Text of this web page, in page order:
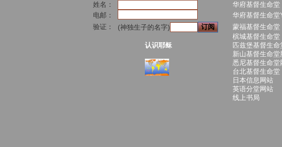
姓名：
华府基督生命堂
电邮：
华府基督生命堂
验证：
(神独生子的名字) 蒙福基督生命堂
槟城基督生命堂
认识耶稣
匹兹堡基督生命
新山基督生命堂
悉尼基督生命堂
台北基督生命堂
日本信息网站
英语分堂网站
线上书局